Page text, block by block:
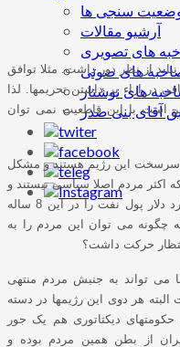
سنجی ها
آرشیو مقالات
های تصویری
های صوتی
های نوشتار
آقای بنی صدر
از نظر دور داشت. مثلا توافق
الحاقی در ازاء بر داشتن تحریمها. لذا
است با این قاطعیت نمی توان
سرسخت این رژیم هستند و مشکل
اکثر مردم اصلا سیاسی نیستند و
دنبال زندگی روزمره خود هستند و 700 میلیارد دلار پول نفت را در این 8 ساله
چگونه می توان این مردم را به
حرکت داشت؟
می تواند به جنبش مردم منتهی
هر دوی این رژیمها در دسته
دیکتاتوری هم یک جور
از بطن همین مردم بوده و